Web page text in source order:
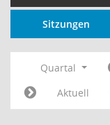
Sitzungen
Quartal
Aktuell